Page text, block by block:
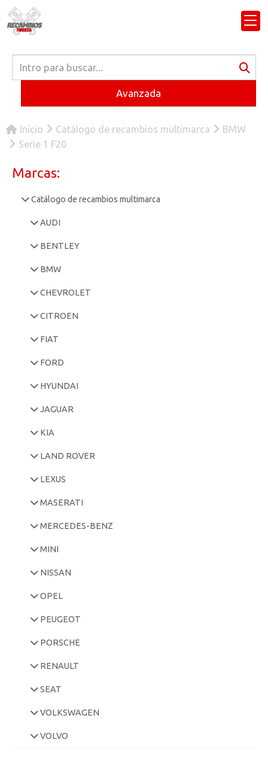
Avanzada
Inicio Catálogo de recambios multimarca
BMW
Serie 1 F20
Marcas:
Catálogo de recambios multimarca
AUDI
BENTLEY
BMW
CHEVROLET
CITROEN
FIAT
FORD
HYUNDAI
JAGUAR
KIA
LAND ROVER
LEXUS
MASERATI
MERCEDES-BENZ
MINI
NISSAN
OPEL
PEUGEOT
PORSCHE
RENAULT
SEAT
VOLKSWAGEN
VOLVO